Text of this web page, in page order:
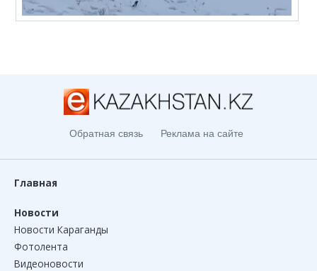
Обратная связь Реклама на сайте
Главная
Новости
Новости Караганды
Фотолента
Видеоновости